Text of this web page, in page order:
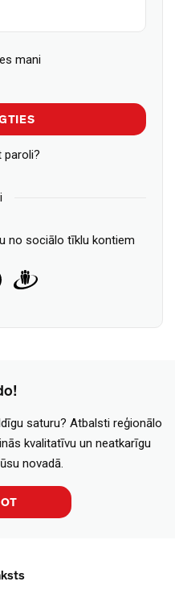
mani
paroli?
no sociālo tīklu kontiem
saturu? Atbalsti reģionālo
kvalitatīvu un neatkarīgu
novadā.